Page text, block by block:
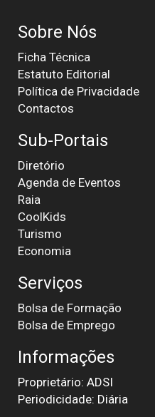
Sobre Nós
Ficha Técnica
Estatuto Editorial
Política de Privacidade
Contactos
Sub-Portais
Diretório
Agenda de Eventos
Raia
CoolKids
Turismo
Economia
Serviços
Bolsa de Formação
Bolsa de Emprego
Informações
Proprietário: ADSI
Periodicidade: Diária